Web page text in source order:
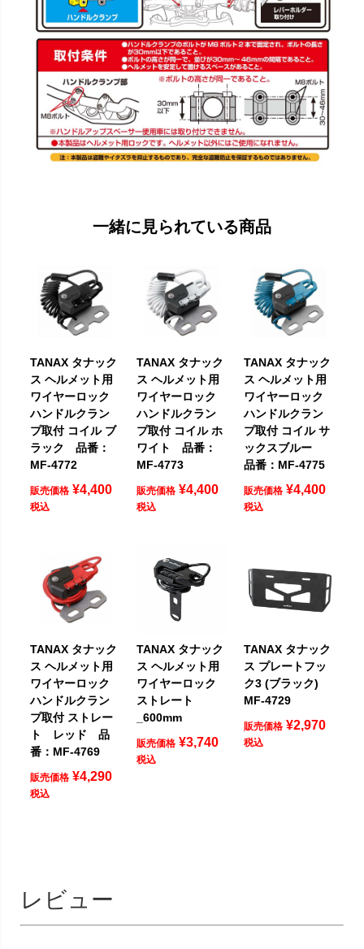
一緒に見られている商品
TANAX タナック
ス ヘルメット用
ワイヤーロック
ハンドルクラン
プ取付 コイル ブ
ラック 品番：
MF-4772
販売価格 ¥4,400
税込
TANAX タナック
ス ヘルメット用
ワイヤーロック
ハンドルクラン
プ取付 コイル ホ
ワイト 品番：
MF-4773
販売価格 ¥4,400
税込
TANAX タナック
ス ヘルメット用
ワイヤーロック
ハンドルクラン
プ取付 コイル サ
ックスブルー
品番：MF-4775
販売価格 ¥4,400
税込
TANAX タナック
ス ヘルメット用
ワイヤーロック
ハンドルクラン
プ取付 ストレー
ト レッド 品
番：MF-4769
販売価格 ¥4,290
税込
TANAX タナック
ス ヘルメット用
ワイヤーロック
ストレート
_600mm
販売価格 ¥3,740
税込
TANAX タナック
ス プレートフッ
ク3 (ブラック)
MF-4729
販売価格 ¥2,970
税込
レビュー